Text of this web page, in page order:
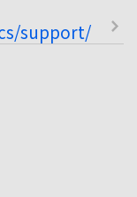
support/